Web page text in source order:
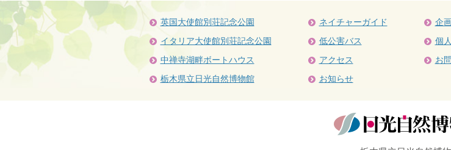
英国大使館別荘記念公園
イタリア大使館別荘記念公園
中禅寺湖畔ボートハウス
栃木県立日光自然博物館
ネイチャーガイド
低公害バス
アクセス
お知らせ
企
個
お